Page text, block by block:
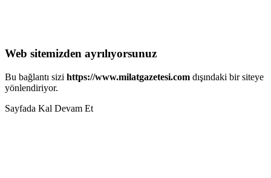
Web sitemizden ayrılıyorsunuz
Bu bağlantı sizi https://www.milatgazetesi.com dışındaki bir siteye
yönlendiriyor.
Sayfada Kal Devam Et